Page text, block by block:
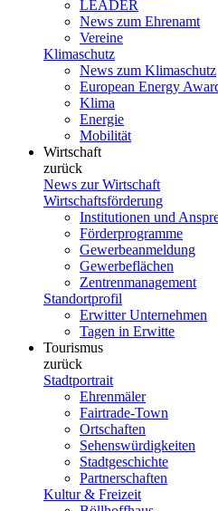
LEADER
News zum Ehrenamt
Vereine
Klimaschutz
News zum Klimaschutz
European Energy
Klima
Energie
Mobilität
Wirtschaft
zurück
News zur Wirtschaft
Wirtschaftsförderung
Institutionen und
Förderprogramme
Gewerbeanmeldung
Gewerbeflächen
Zentrenmanagement
Standortprofil
Erwitter Unternehmen
Tagen in Erwitte
Tourismus
zurück
Stadtportrait
Ehrenmäler
Fairtrade-Town
Ortschaften
Sehenswürdigkeiten
Stadtgeschichte
Partnerschaften
Kultur & Freizeit